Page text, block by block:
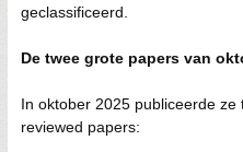
geclassificeerd.
De twee grote papers van
In oktober 2025 publiceerde
reviewed papers: